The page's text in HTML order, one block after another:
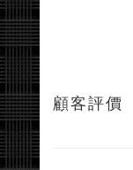
顧客評價